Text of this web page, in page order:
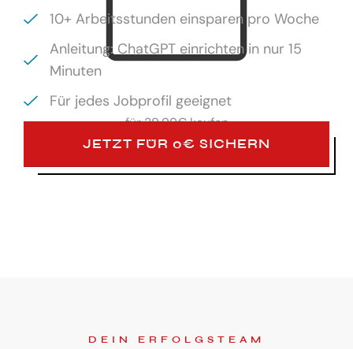
10+ Arbeitsstunden einsparen pro Woche
Anleitung: ChatGPT einrichten in nur 15
Minuten
Für jedes Jobprofil geeignet
für29,99€ kaufen
JETZT FÜR 0€ SICHERN
DEIN ERFOLGSTEAM